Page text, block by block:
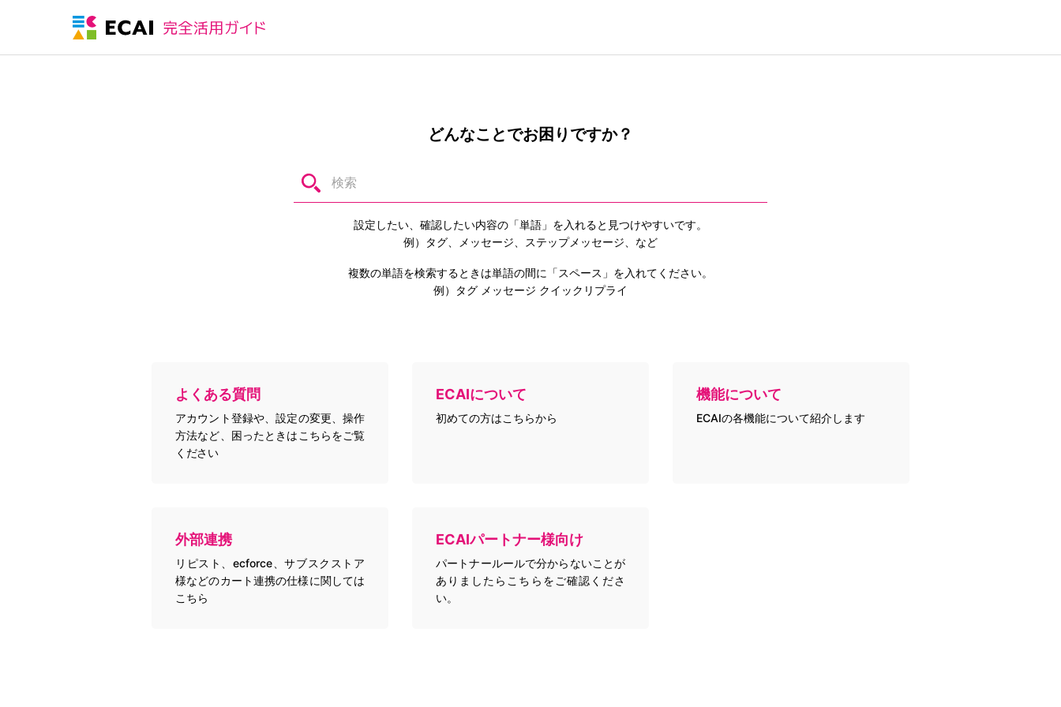
どんなことでお困りですか？
設定したい、確認したい内容の「単語」を入れると 見つけやすいです。
例）タグ、メッセージ、ステップメッセージ、など
複数の単語を検索するときは単語の間に「スペース」を入れてください。
例）タグ メッセージ クイックリプライ
よくある質問
アカウント登録や、設定の変更、操作
方法など、困ったときはこちらをご覧
ください
ECAIについて
初めての方はこちらから
機能について
ECAIの各機能について紹介します
外部連携
リピスト、ecforce、サブスクストア
様などのカート連携の仕様に関しては
こちら
ECAIパートナー様向け
パートナールールで分からないことが
ありましたらこちらをご確認くださ
い。